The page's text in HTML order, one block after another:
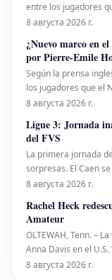
entre los jugadores
centro del campo,
experiencia en la
8 августа 2026 г.
¿Nuevo marco en
por Pierre-Emile
Según la prensa
los jugadores que el
centro del campo
para el Southampton
8 августа 2026 г.
Ligue 3: Jornada
del FVS
La primera jornada
sorpresas. El Caen
victoria, mientras
su debut, generando
8 августа 2026 г.
Rachel Heck
Amateur
OLTEWAH, Tenn. –
Anna Davis en el
significó más que
8 августа 2026 г.